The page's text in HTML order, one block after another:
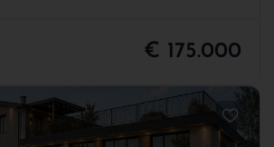
€ 175.000